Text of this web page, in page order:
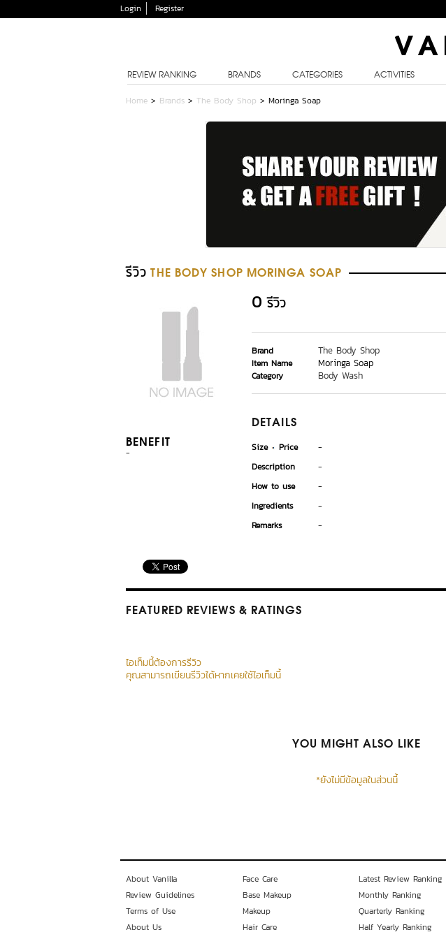
Login Register
REVIEW RANKING BRANDS CATEGORIES ACTIVITIES
Home > Brands > The Body Shop > Moringa Soap
รีวิว THE BODY SHOP MORINGA SOAP
BENEFIT
-
0 รีวิว
Brand The Body Shop
Item Name Moringa Soap
Category Body Wash
DETAILS
Size Price
-
Description
-
How to use
-
Ingredients
-
Remarks
-
FEATURED REVIEWS & RATINGS
ไอเท็มนี้ต้องการรีวิว
คุณสามารถเขียนรีวิวได้หากเคยใช้ไอเท็มนี้
YOU MIGHT ALSO LIKE
*ยังไม่มีข้อมูลในส่วนนี้
About Vanilla
Review Guidelines
Terms of Use
About Us
Face Care
Base Makeup
Makeup
Hair Care
Latest Review Ranking
Monthly Ranking
Quarterly Ranking
Half Yearly Ranking